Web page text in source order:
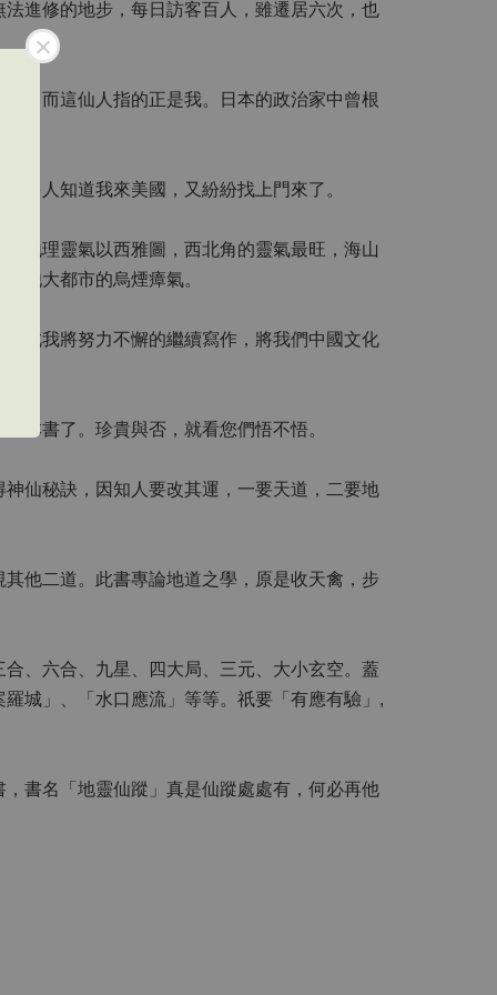
進修的地步，每日訪客百人，雖遷居六次，也
，而這仙人指的正是我。日本的政治家中曾根
多人知道我來美國，又紛紛找上門來了。
地理靈氣以西雅圖，西北角的靈氣最旺，海山
他大都市的烏煙瘴氣。
此我將努力不懈的繼續寫作，將我們中國文化
本書了。珍貴與否，就看您們悟不悟。
仙秘訣，因知人要改其運，一要天道，二要地
他二道。此書專論地道之學，原是收天禽，步
、六合、九星、四大局、三元、大小玄空。蓋
城」、「水口應流」等等。祇要「有應有驗」,
書名「地靈仙蹤」真是仙蹤處處有，何必再他